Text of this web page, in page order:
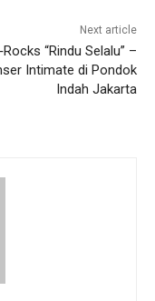
Next article
“Rindu Selalu” –
Intimate di Pondok
Indah Jakarta